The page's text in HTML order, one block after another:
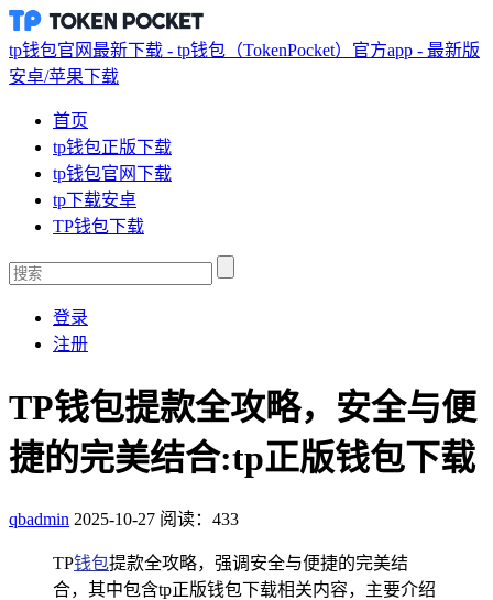
tp钱包官网最新下载 - tp钱包（TokenPocket）官方app - 最新版
安卓/苹果下载
首页
tp钱包正版下载
tp钱包官网下载
tp下载安卓
TP钱包下载
登录
注册
TP钱包提款全攻略，安全与便
捷的完美结合:tp正版钱包下载
qbadmin 2025-10-27 阅读：433
TP钱包提款全攻略，强调安全与便捷的完美结
合，其中包含tp正版钱包下载相关内容，主要介绍